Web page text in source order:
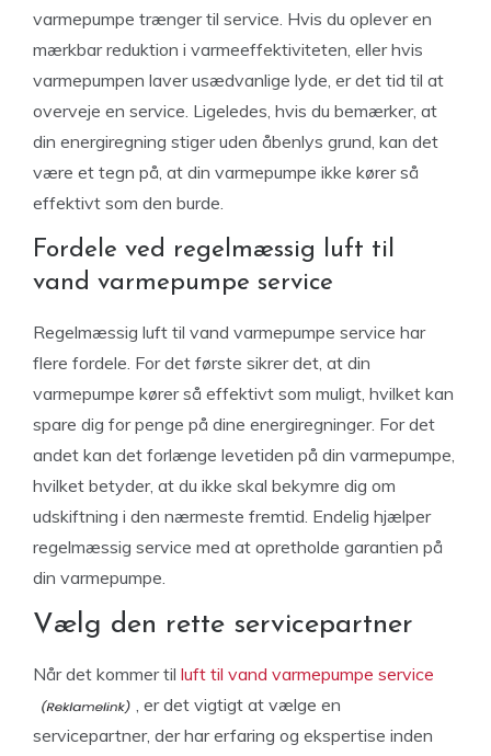
varmepumpe trænger til service. Hvis du oplever en
mærkbar reduktion i varmeeffektiviteten, eller hvis
varmepumpen laver usædvanlige lyde, er det tid til at
overveje en service. Ligeledes, hvis du bemærker, at
din energiregning stiger uden åbenlys grund, kan det
være et tegn på, at din varmepumpe ikke kører så
effektivt som den burde.
Fordele ved regelmæssig luft til
vand varmepumpe service
Regelmæssig luft til vand varmepumpe service har
flere fordele. For det første sikrer det, at din
varmepumpe kører så effektivt som muligt, hvilket kan
spare dig for penge på dine energiregninger. For det
andet kan det forlænge levetiden på din varmepumpe,
hvilket betyder, at du ikke skal bekymre dig om
udskiftning i den nærmeste fremtid. Endelig hjælper
regelmæssig service med at opretholde garantien på
din varmepumpe.
Vælg den rette servicepartner
Når det kommer til luft til vand varmepumpe service
, er det vigtigt at vælge en
servicepartner, der har erfaring og ekspertise inden